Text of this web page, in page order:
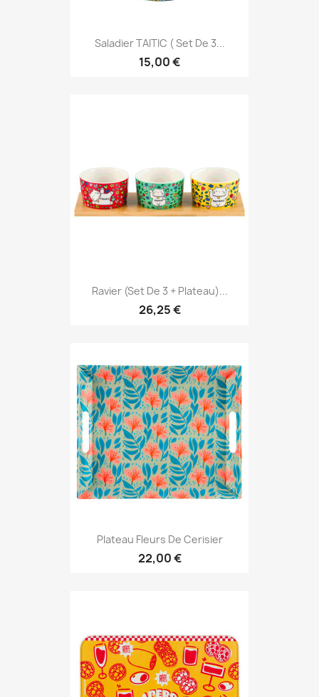
Saladier TAITIC ( Set De 3...
15,00 €
Ravier (set De 3 + Plateau)...
26,25 €
Plateau Fleurs De Cerisier
22,00 €